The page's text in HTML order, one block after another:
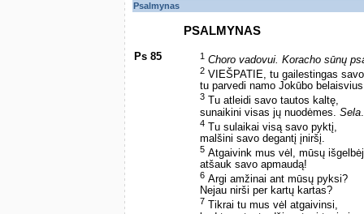
Psalmynas
PSALMYNAS
Ps 85 1 Choro vadovui. Koracho sūnų
2 VIEŠPATIE, tu gailestingas
tu parvedi namo Jokūbo
3 Tu atleidi savo tautos kaltę,
sunaikini visas jų nuodėmes. Sela
4 Tu sulaikai visą savo pyktį,
malšini savo degantį įniršį.
5 Atgaivink mus vėl, mūsų
atšauk savo apmaudą!
6 Argi amžinai ant mūsų pyksi?
Nejau nirši per kartų kartas?
7 Tikrai tu mus vėl atgaivinsi,